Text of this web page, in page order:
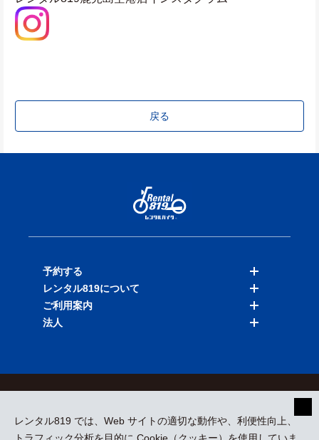
戻る
レンタル819 では、Web サイトの適切な動作や、利便性向上、
予約する
バイクを探す
店舗を探す
レンタル819について
料金表
ご利用案内
法人
採用情報
プレスリリース